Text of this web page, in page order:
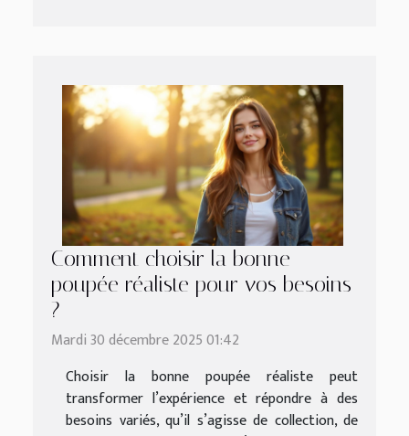
Comment choisir la bonne
poupée réaliste pour vos besoins
?
Mardi 30 décembre 2025 01:42
Choisir la bonne poupée réaliste peut
transformer l’expérience et répondre à des
besoins variés, qu’il s’agisse de collection, de